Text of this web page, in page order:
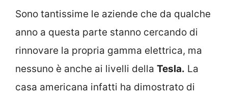
Sono tantissime le aziende che da qualche
anno a questa parte stanno cercando di
rinnovare la propria gamma elettrica, ma
nessuno è anche ai livelli della Tesla. La
casa americana infatti ha dimostrato di